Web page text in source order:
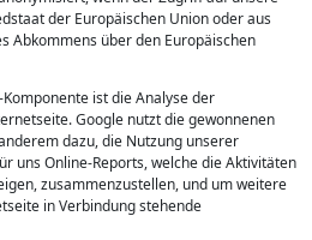
der Europäischen Union oder aus
Abkommens über den Europäischen
ist die Analyse der
Google nutzt die gewonnenen
dazu, die Nutzung unserer
uns Online-Reports, welche die Aktivitäten
zusammenzustellen, und um weitere
in Verbindung stehende